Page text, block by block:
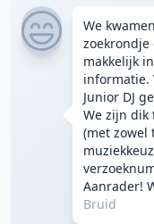
We
zoekrondje
makkelijk
informatie.
Junior DJ
We zijn dik
(met zowel
Aanrader!
Bruid